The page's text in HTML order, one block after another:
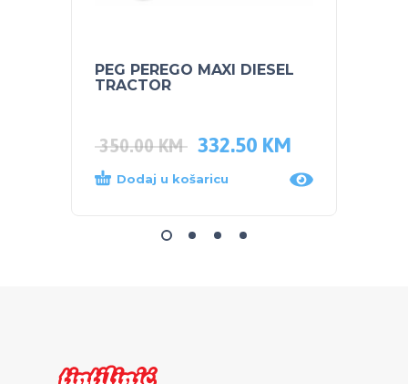
PEG PEREGO MAXI DIESEL
TRACTOR
350.00KM 332.50 KM
Dodaj u košaricu